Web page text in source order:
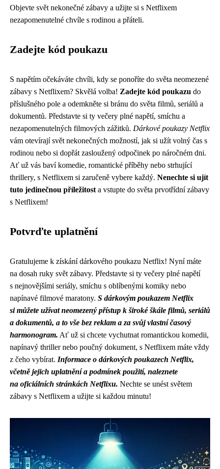
Objevte svět nekonečné zábavy a užijte si s Netflixem
nezapomenutelné chvíle s rodinou a přáteli.
Zadejte kód poukazu
S napětím očekáváte chvíli, kdy se ponoříte do světa neomezené
zábavy s Netflixem? Skvělá volba! Zadejte kód poukazu do
příslušného pole a odemkněte si bránu do světa filmů, seriálů a
dokumentů. Představte si ty večery plné napětí, smíchu a
nezapomenutelných filmových zážitků. Dárkové poukazy Netflix
vám otevírají svět nekonečných možností, jak si užít volný čas s
rodinou nebo si dopřát zasloužený odpočinek po náročném dni.
Ať už vás baví komedie, romantické příběhy nebo strhující
thrillery, s Netflixem si zaručeně vybere každý. Nenechte si ujít
tuto jedinečnou příležitost a vstupte do světa prvotřídní zábavy
s Netflixem!
Potvrďte uplatnění
Gratulujeme k získání dárkového poukazu Netflix! Nyní máte
na dosah ruky svět zábavy. Představte si ty večery plné napětí
s nejnovějšími seriály, smíchu s oblíbenými komiky nebo
napínavé filmové maratony. S dárkovým poukazem Netflix
si můžete užívat neomezený přístup k široké škále filmů, seriálů
a dokumentů, a to vše bez reklam a za svůj vlastní časový
harmonogram. Ať už si chcete vychutnat romantickou komedii,
napínavý thriller nebo poučný dokument, s Netflixem máte vždy
z čeho vybírat. Informace o dárkových poukazech Netflix,
včetně jejich uplatnění a podmínek použití, naleznete
na oficiálních stránkách Netflixu. Nechte se unést světem
zábavy s Netflixem a užijte si každou minutu!